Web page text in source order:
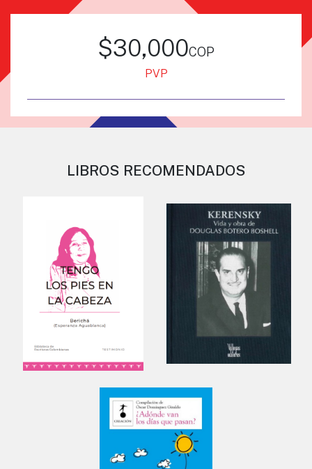
$30,000cop
PVP
LIBROS RECOMENDADOS